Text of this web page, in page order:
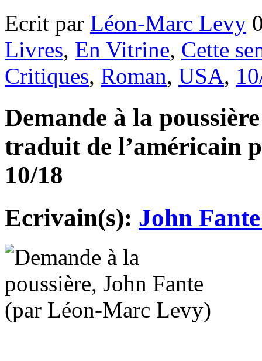
Ecrit par Léon-Marc Levy
Livres, En Vitrine, Cette
Critiques, Roman, USA,
Demande à la
traduit de l’américain
10/18
Ecrivain(s): John